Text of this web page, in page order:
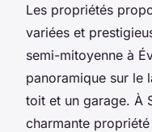
Les propriétés
variées et
semi-mitoyenne à
panoramique sur le
toit et un garage. À
charmante